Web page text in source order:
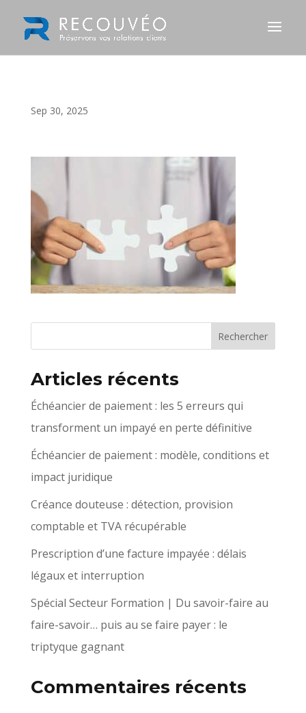
Sep 30, 2025
Articles récents
Échéancier de paiement : les 5 erreurs qui
transforment un impayé en perte définitive
Échéancier de paiement : modèle, conditions et
impact juridique
Créance douteuse : détection, provision
comptable et TVA récupérable
Prescription d’une facture impayée : délais
légaux et interruption
Spécial Secteur Formation | Du savoir-faire au
faire-savoir… puis au se faire payer : le
triptyque gagnant
Commentaires récents